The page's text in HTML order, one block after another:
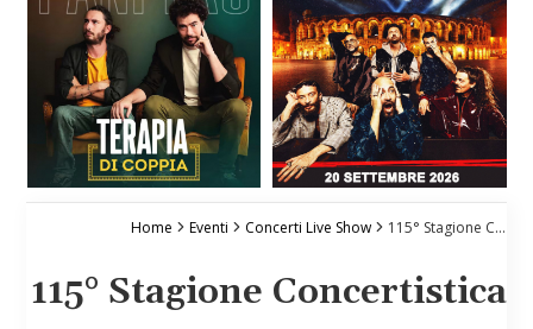
Home Eventi Concerti Live Show 115° Stagione Concertistica
115° Stagione Concertistica